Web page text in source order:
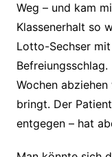
Weg – und kam
Klassenerhalt so
Lotto-Sechser
Wochen
bringt. Der
entgegen – hat